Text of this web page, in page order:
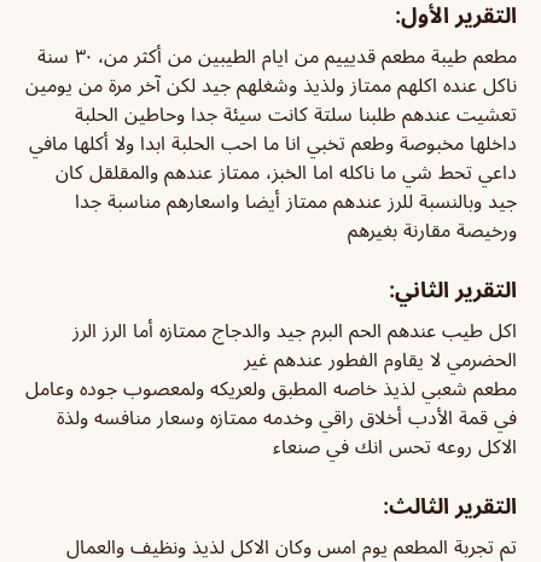
التقرير الأول:
مطعم طيبة مطعم قديييم من ايام الطيبين من أكثر من، ٣٠ سنة
ناكل عنده اكلهم ممتاز ولذيذ وشغلهم جيد لكن آخر مرة من يومين
تعشيت عندهم طلبنا سلتة كانت سيئة جدا وحاطين الحلبة
داخلها مخبوصة وطعم تخبي انا ما احب الحلبة ابدا ولا أكلها مافي
داعي تحط شي ما ناكله اما الخبز، ممتاز عندهم والمقلقل كان
جيد وبالنسبة للرز عندهم ممتاز أيضا واسعارهم مناسبة جدا
ورخيصة مقارنة بغيرهم
التقرير الثاني:
اكل طيب عندهم الحم البرم جيد والدجاج ممتازه أما الرز الرز
الحضرمي لا يقاوم الفطور عندهم غير
مطعم شعبي لذيذ خاصه المطبق ولعريكه ولمعصوب جوده وعامل
في قمة الأدب أخلاق راقي وخدمه ممتازه وسعار منافسه ولذة
الاكل روعه تحس انك في صنعاء
التقرير الثالث:
تم تجربة المطعم يوم امس وكان الاكل لذيذ ونظيف والعمال